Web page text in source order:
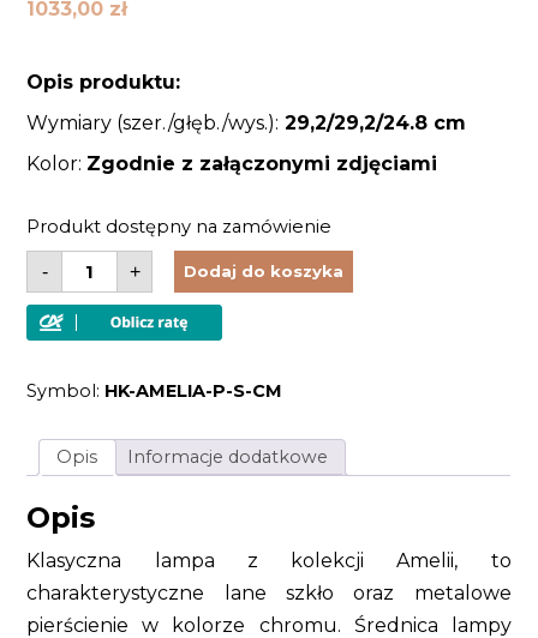
1033,00 zł
Opis produktu:
Wymiary (szer./głęb./wys.): 29,2/29,2/24.8 cm
Kolor: Zgodnie z załączonymi zdjęciami
Produkt dostępny na zamówienie
-
ilość
Lampa
sufitowa
wisząca
w
chrom
+ Dodaj do koszyka
Symbol: HK-AMELIA-P-S-CM
Opis Informacje dodatkowe
Opis
Klasyczna lampa z kolekcji Amelii, to
charakterystyczne lane szkło oraz metalowe
pierścienie w kolorze chromu. Średnica lampy